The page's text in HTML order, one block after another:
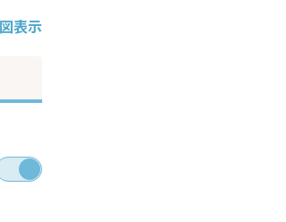
表示